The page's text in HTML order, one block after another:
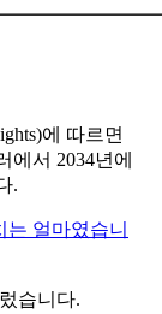
에 따르면
에서 2034년에
.
얼마였습니
습니다.